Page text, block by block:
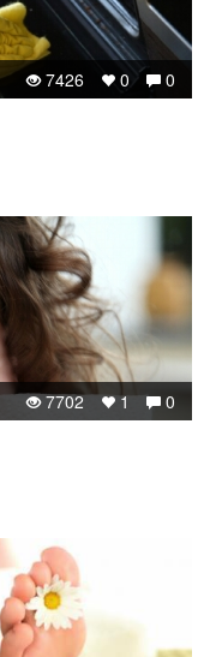
0
0
7426
0
1
7702